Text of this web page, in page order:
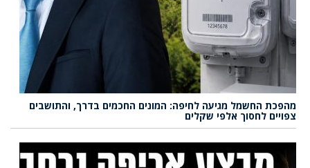
מהפכת החשמל מגיעה לחיפה: המונים החכמים בדרך, והתושבים
צפויים לחסוך אלפי שקלים